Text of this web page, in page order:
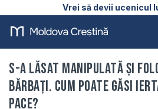
Vrei să devii ucenicul
S-a lăsat manipulată și
bărbați. Cum poate găsi
pace?